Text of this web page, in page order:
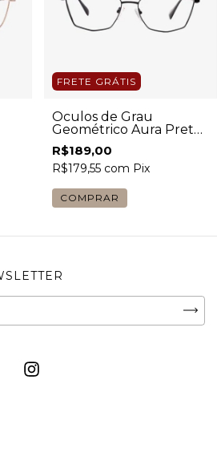
FRETE GRÁTIS
Óculos de Grau
Geométrico Aura Preto
Feminino
R$189,00
R$179,55 com Pix
COMPRAR